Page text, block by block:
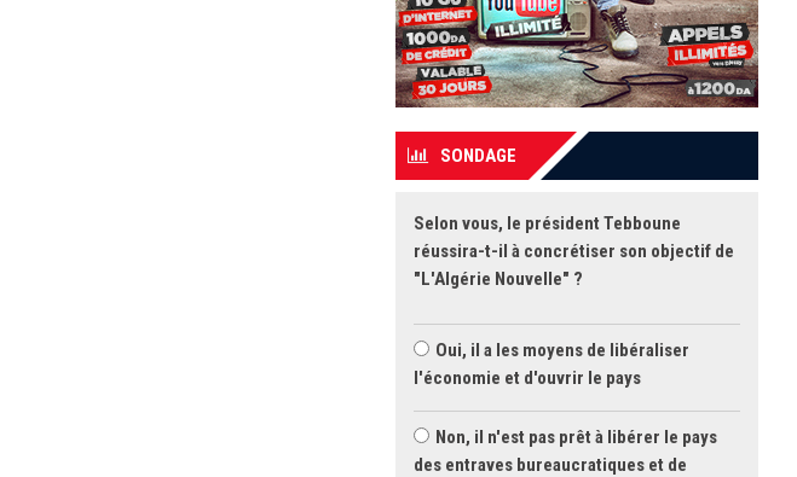
SONDAGE
Selon vous, le président Tebboune
réussira-t-il à concrétiser son objectif de
"L'Algérie Nouvelle" ?
Oui, il a les moyens de libéraliser
l'économie et d'ouvrir le pays
Non, il n'est pas prêt à libérer le pays
des entraves bureaucratiques et de